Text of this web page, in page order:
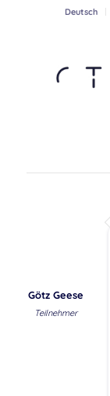
Deutsch
Götz Geese
Teilnehmer